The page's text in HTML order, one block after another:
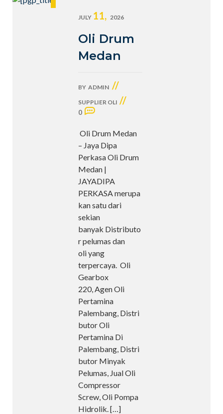
JULY 11, 2026
Oli Drum
Medan
BY ADMIN //
SUPPLIER OLI //
0
Oli Drum Medan
– Jaya Dipa
Perkasa Oli Drum
Medan |
JAYADIPA
PERKASA merupa
kan satu dari
sekian
banyak Distributo
r pelumas dan
oli yang
terpercaya. Oli
Gearbox
220, Agen Oli
Pertamina
Palembang, Distri
butor Oli
Pertamina Di
Palembang, Distri
butor Minyak
Pelumas, Jual Oli
Compressor
Screw, Oli Pompa
Hidrolik.[…]